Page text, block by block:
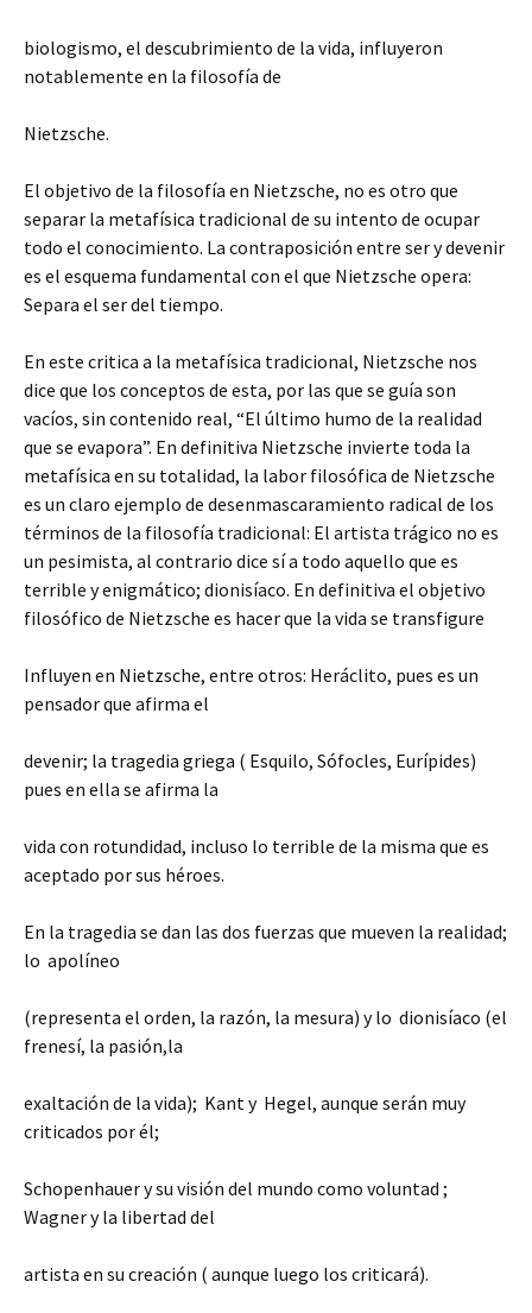
biologismo, el descubrimiento de la vida, influyeron
notablemente en la filosofía de
Nietzsche.
El objetivo de la filosofía en Nietzsche, no es otro que
separar la metafísica tradicional de su intento de ocupar
todo el conocimiento. La contraposición entre ser y devenir
es el esquema fundamental con el que Nietzsche opera:
Separa el ser del tiempo.
En este critica a la metafísica tradicional, Nietzsche nos
dice que los conceptos de esta, por las que se guía son
vacíos, sin contenido real, “El último humo de la realidad
que se evapora”. En definitiva Nietzsche invierte toda la
metafísica en su totalidad, la labor filosófica de Nietzsche
es un claro ejemplo de desenmascaramiento radical de los
términos de la filosofía tradicional: El artista trágico no es
un pesimista, al contrario dice sí a todo aquello que es
terrible y enigmático; dionisíaco. En definitiva el objetivo
filosófico de Nietzsche es hacer que la vida se transfigure
Influyen en Nietzsche, entre otros: Heráclito, pues es un
pensador que afirma el
devenir; la tragedia griega ( Esquilo, Sófocles, Eurípides)
pues en ella se afirma la
vida con rotundidad, incluso lo terrible de la misma que es
aceptado por sus héroes.
En la tragedia se dan las dos fuerzas que mueven la realidad;
lo apolíneo
(representa el orden, la razón, la mesura) y lo dionisíaco (el
frenesí, la pasión,la
exaltación de la vida); Kant y Hegel, aunque serán muy
criticados por él;
Schopenhauer y su visión del mundo como voluntad ;
Wagner y la libertad del
artista en su creación ( aunque luego los criticará).